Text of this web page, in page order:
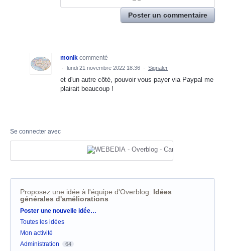
Poster un commentaire
monik commenté
· lundi 21 novembre 2022 18:36 · Signaler
et d'un autre côté, pouvoir vous payer via Paypal me
plairait beaucoup !
Se connecter avec
Proposez une idée à l'équipe d'Overblog: Idées
générales d'améliorations
Catégories
Poster une nouvelle idée…
Toutes les idées
Mon activité
Administration
64